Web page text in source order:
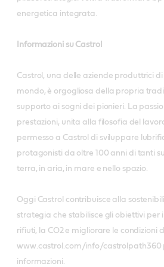
energetica integrata.
Informazioni su Castrol
Castrol, una delle aziende produttrici
mondo, è orgogliosa della propria
supporto ai sogni dei pionieri. La
prestazioni, unita alla filosofia del
permesso a Castrol di sviluppare
protagonisti da oltre 100 anni di tanti
terra, in aria, in mare e nello spazio.
Oggi Castrol contribuisce alla
strategia che stabilisce gli obiettivi per
rifiuti, la CO2 e migliorare le condizioni
www.castrol.com/info/castrolpath360
informazioni.